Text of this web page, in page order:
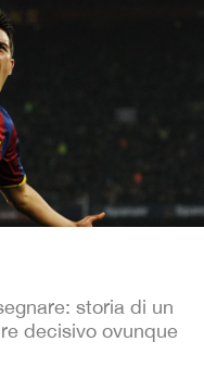
storia di un
decisivo ovunque